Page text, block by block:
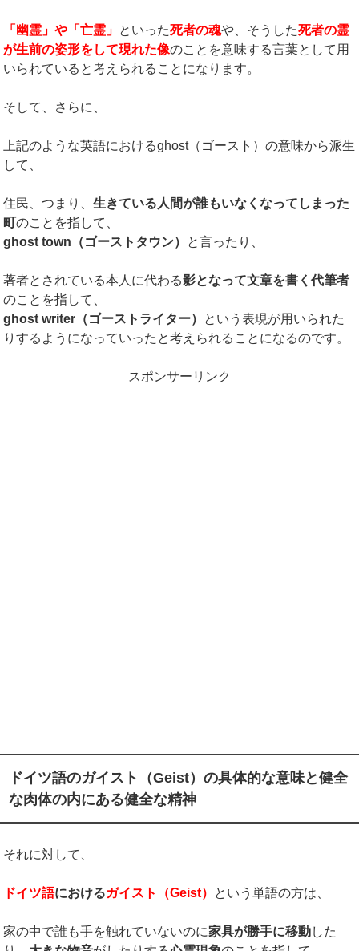
「幽霊」や「亡霊」 といった死者の魂や、そうした死者の霊
が生前の姿形をして現れた像のことを意味する言葉として用
いられていると考えられることになります。
そして、さらに、
上記のような英語におけるghost（ゴースト）の意味から派生
して、
住民、つまり、生きている人間が誰もいなくなってしまった
町のことを指して、
ghost town （ゴーストタウン） と言ったり、
著者とされている本人に代わる影となって文章を書く代筆者
のことを指して、
ghost writer （ゴーストライター） という表現が用いられた
りするようになっていったと考えられることになるのです。
スポンサーリンク
ドイツ語のガイスト（Geist）の具体的な意味と健全
な肉体の内にある健全な精神
それに対して、
ドイツ語におけるガイスト（Geist） という単語の方は、
家の中で誰も手を触れていないのに家具が勝手に移動した